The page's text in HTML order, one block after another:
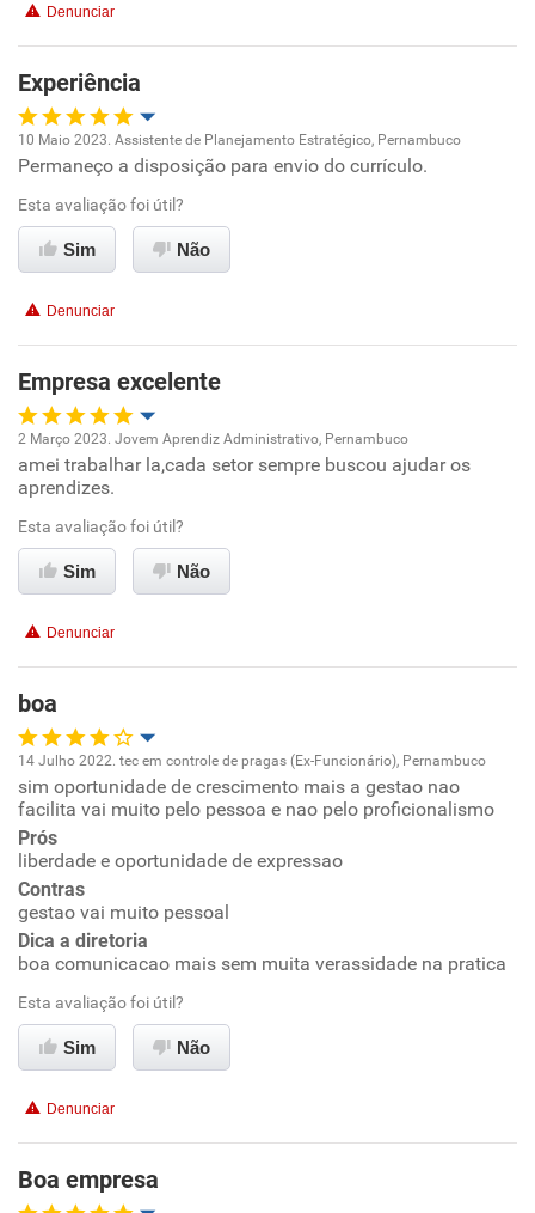
Recomenda esta empresa
Denunciar
Experiência
Oportunidade de promoção
Ambiente de trabalho
Benefícios
Recomenda esta empresa
10 Maio 2023. Assistente de Planejamento Estratégico, Pernambuco
Permaneço a disposição para envio do currículo.
Esta avaliação foi útil?
Sim Não
Denunciar
Empresa excelente
Oportunidade de promoção
Ambiente de trabalho
Conciliação com a vida familiar
Recomenda a diretoria
2 Março 2023. Jovem Aprendiz Administrativo, Pernambuco
amei trabalhar la,cada setor sempre buscou ajudar os
aprendizes.
Esta avaliação foi útil?
Sim Não
Denunciar
boa
Oportunidade de promoção
Ambiente de trabalho
Conciliação com a vida familiar
Benefícios
Recomenda esta empresa
Não recomenda a diretoria
14 Julho 2022. tec em controle de pragas (Ex-Funcionário), Pernambuco
sim oportunidade de crescimento mais a gestao nao
facilita vai muito pelo pessoa e nao pelo proficionalismo
Prós
liberdade e oportunidade de expressao
Contras
gestao vai muito pessoal
Dica a diretoria
boa comunicacao mais sem muita verassidade na pratica
Esta avaliação foi útil?
Sim Não
Denunciar
Boa empresa